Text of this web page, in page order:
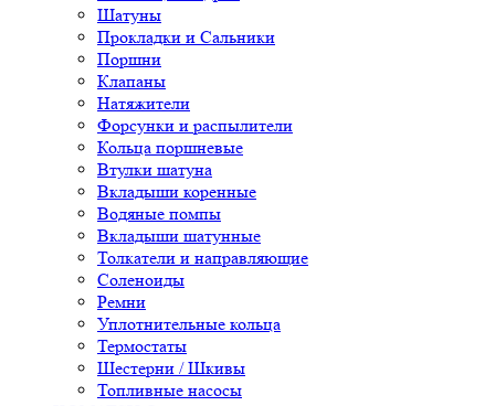
Шатуны
Прокладки и Сальники
Поршни
Клапаны
Натяжители
Форсунки и распылители
Кольца поршневые
Втулки шатуна
Вкладыши коренные
Водяные помпы
Вкладыши шатунные
Толкатели и направляющие
Соленоиды
Ремни
Уплотнительные кольца
Термостаты
Шестерни / Шкивы
Топливные насосы